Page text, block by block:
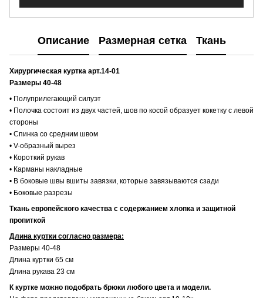
Описание Размерная сетка Ткань
Хирургическая куртка арт.14-01
Размеры 40-48
• Полуприлегающий силуэт
• Полочка состоит из двух частей, шов по косой образует кокетку с левой
стороны
• Спинка со средним швом
• V-образный вырез
• Короткий рукав
• Карманы накладные
• В боковые швы вшиты завязки, которые завязываются сзади
• Боковые разрезы
Ткань европейского качества с содержанием хлопка и защитной
пропиткой
Длина куртки согласно размера:
Размеры 40-48
Длина куртки 65 см
Длина рукава 23 см
К куртке можно подобрать брюки любого цвета и модели.